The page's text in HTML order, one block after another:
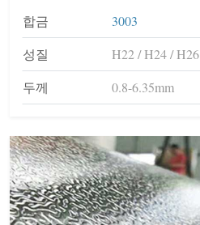
합금
3003
성질
H22 / H24 / H26
두께
0.8-6.35mm